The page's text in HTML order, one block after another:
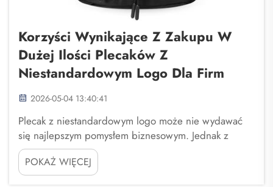
Korzyści Wynikające Z Zakupu W
Dużej Ilości Plecaków Z
Niestandardowym Logo Dla Firm
2026-05-04 13:40:41
Plecak z niestandardowym logo może nie wydawać
się najlepszym pomysłem biznesowym. Jednak z
pewnością pomaga on wyróżnić się spośród
konkurencji. Fuzhou Saipulang Trading to firma, która
realizuje masowe zamówienia takich plecaków w celu
POKAŻ WIĘCEJ